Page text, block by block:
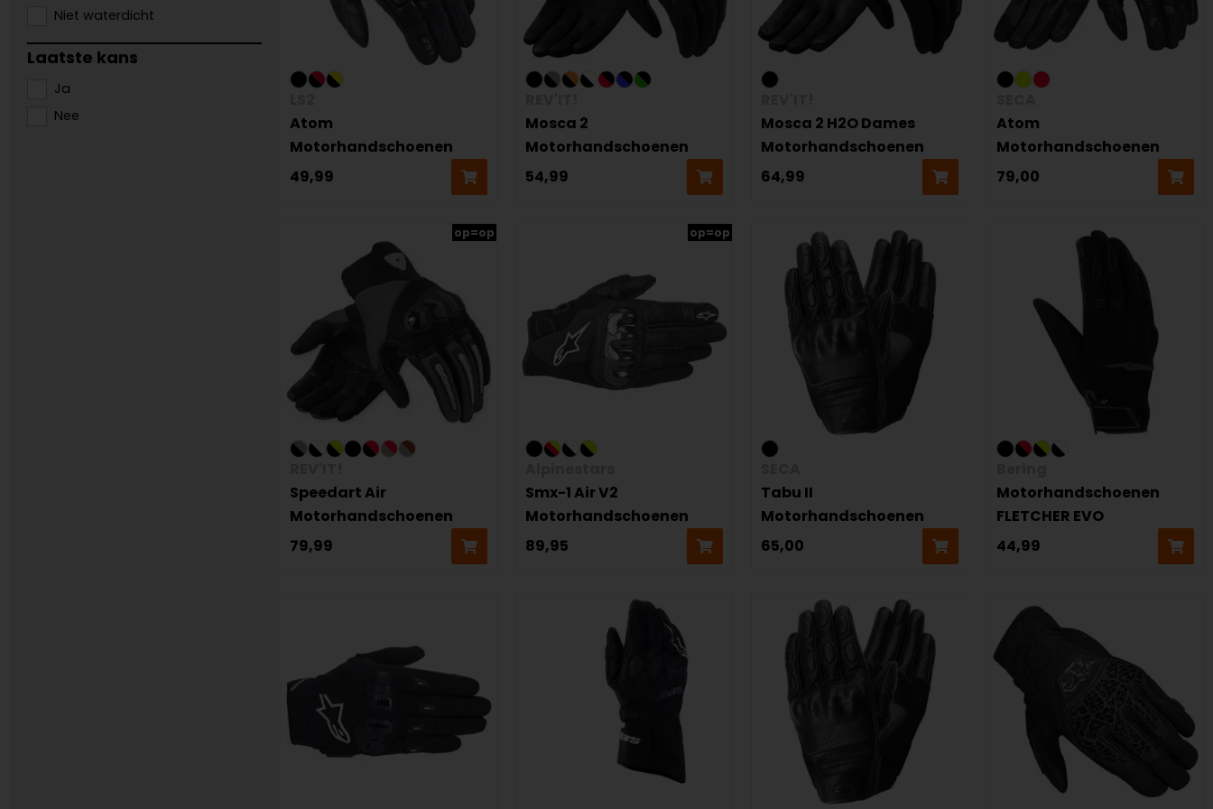
Niet waterdicht
Laatste kans
Ja
Nee
Atom
Motorhandschoenen
49,99
Mosca 2
Motorhandschoenen
54,99
Mosca 2 H2O Dames
Motorhandschoenen
64,99
Atom
Motorhandschoenen
79,00
op=op
Speedart Air
Motorhandschoenen
79,99
op=op
Smx-1 Air V2
Motorhandschoenen
89,95
Tabu II
Motorhandschoenen
65,00
Motorhandschoenen
FLETCHER EVO
44,99